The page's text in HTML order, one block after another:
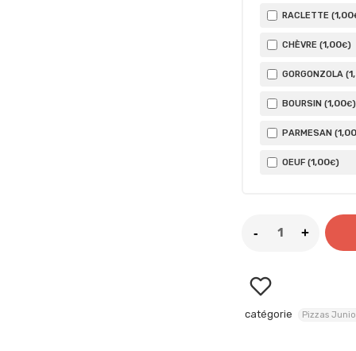
RACLETTE (1,00
CHÈVRE (1,00€)
GORGONZOLA (1
BOURSIN (1,00€)
PARMESAN (1,00
OEUF (1,00€)
catégorie Pizzas